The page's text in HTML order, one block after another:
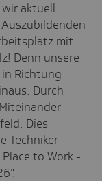
aktuell
mit
Denn unsere
Richtung
Durch
Dies
Techniker
to Work -